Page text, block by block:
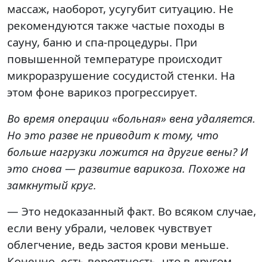
массаж, наоборот, усугубит ситуацию. Не
рекомендуются также частые походы в
сауну, баню и спа-процедуры. При
повышенной температуре происходит
микроразрушение сосудистой стенки. На
этом фоне варикоз прогрессирует.
Во время операции «больная» вена удаляется.
Но это разве не приводит к тому, что
больше нагрузки ложится на другие вены? И
это снова — развитие варикоза. Похоже на
замкнутый круг.
— Это недоказанный факт. Во всяком случае,
если вену убрали, человек чувствует
облегчение, ведь застоя крови меньше.